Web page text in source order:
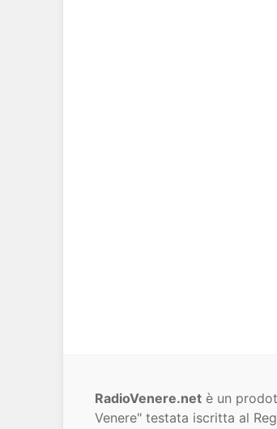
RadioVenere.net è un
Venere" testata iscritta al